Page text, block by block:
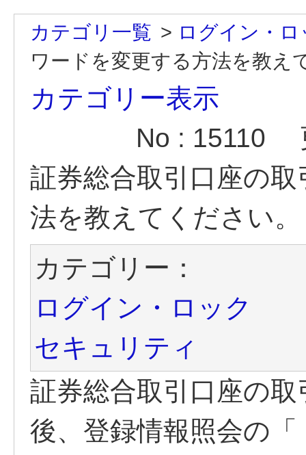
カテゴリ一覧 > ログイン・ロ
ワードを変更する方法を教え
カテゴリー表示
No : 15110
証券総合取引口座の
法を教えてください。
カテゴリー：
ログイン・ロック
セキュリティ
証券総合取引口座の
後、登録情報照会の